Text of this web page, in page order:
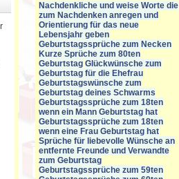
Nachdenkliche und weise Worte die
zum Nachdenken anregen und
Orientierung für das neue
Lebensjahr geben
Geburtstagssprüche zum Necken
Kurze Sprüche zum 80ten
Geburtstag Glückwünsche zum
Geburtstag für die Ehefrau
Geburtstagswünsche zum
Geburtstag deines Schwarms
Geburtstagssprüche zum 18ten
wenn ein Mann Geburtstag hat
Geburtstagssprüche zum 18ten
wenn eine Frau Geburtstag hat
Sprüche für liebevolle Wünsche an
entfernte Freunde und Verwandte
zum Geburtstag
Geburtstagssprüche zum 59ten